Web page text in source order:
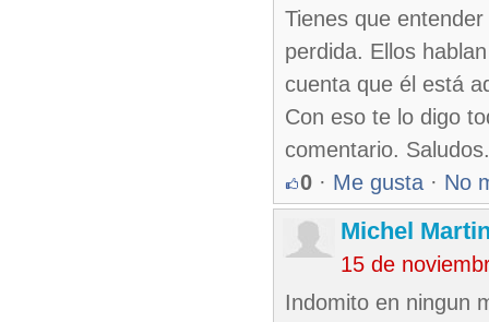
Tienes que
perdida. Ellos
cuenta que él está
Con eso te lo digo
comentario. Saludos.
0 · Me gusta · No
Michel
15 de
Indomito en ningun